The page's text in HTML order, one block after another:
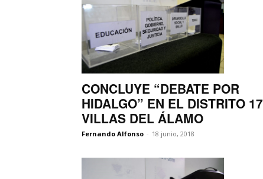
CONCLUYE “DEBATE POR
HIDALGO” EN EL DISTRITO 17
VILLAS DEL ÁLAMO
Fernando Alfonso - 18 junio, 2018